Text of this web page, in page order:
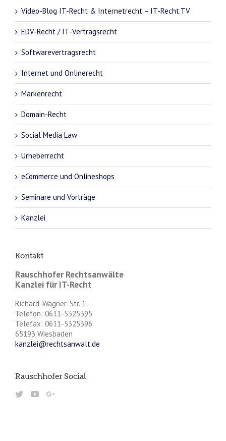
Video-Blog IT-Recht & Internetrecht – IT-Recht.TV
EDV-Recht / IT-Vertragsrecht
Softwarevertragsrecht
Internet und Onlinerecht
Markenrecht
Domain-Recht
Social Media Law
Urheberrecht
eCommerce und Onlineshops
Seminare und Vorträge
Kanzlei
Kontakt
Rauschhofer Rechtsanwälte
Kanzlei für IT-Recht
Richard-Wagner-Str. 1
Telefon: 0611-5325395
Telefax: 0611-5325396
65193 Wiesbaden
kanzlei@rechtsanwalt.de
Rauschhofer Social